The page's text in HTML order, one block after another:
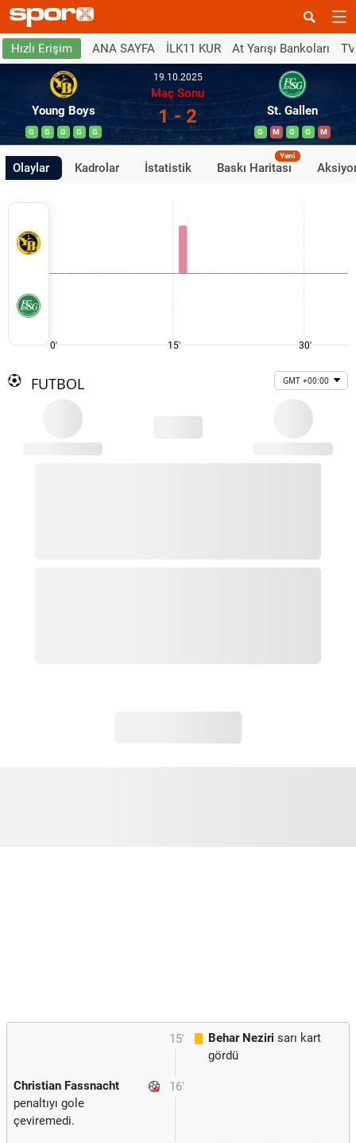
Hızlı Erişim ANA SAYFA İLK11 KUR At Yarışı Bankoları
Young Boys
G G G G G
19.10.2025
Maç Sonu
1 - 2 St. Gallen
G M G G M
Olaylar Kadrolar İstatistik Baskı Haritası
Yeni
0' 15' 30'
FUTBOL GMT +00:00
15' Behar Neziri sarı kart
gördü
16'
Christian Fassnacht
penaltıyı gole
çeviremedi.